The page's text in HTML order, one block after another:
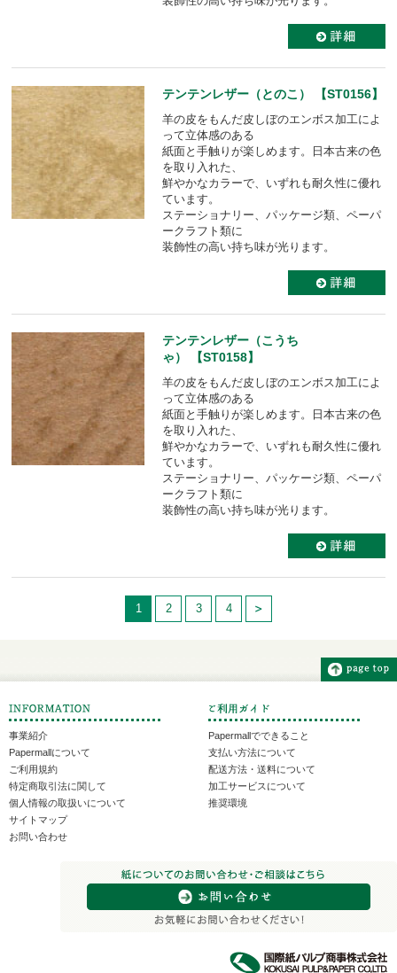
テンテンレザー（とのこ） 【ST0156】
羊の皮をもんだ皮しぼのエンボス加工によ
って立体感のある
紙面と手触りが楽しめます。日本古来の色
を取り入れた、
鮮やかなカラーで、いずれも耐久性に優れ
ています。
ステーショナリー、パッケージ類、ペーパ
ークラフト類に
装飾性の高い持ち味が光ります。
テンテンレザー（こうち
ゃ） 【ST0158】
羊の皮をもんだ皮しぼのエンボス加工によ
って立体感のある
紙面と手触りが楽しめます。日本古来の色
を取り入れた、
鮮やかなカラーで、いずれも耐久性に優れ
ています。
ステーショナリー、パッケージ類、ペーパ
ークラフト類に
装飾性の高い持ち味が光ります。
1 2 3 4
事業紹介
Papermallについて
ご利用規約
特定商取引法に関して
個人情報の取扱いについて
サイトマップ
お問い合わせ
Papermallでできること
支払い方法について
配送方法・送料について
加工サービスについて
推奨環境